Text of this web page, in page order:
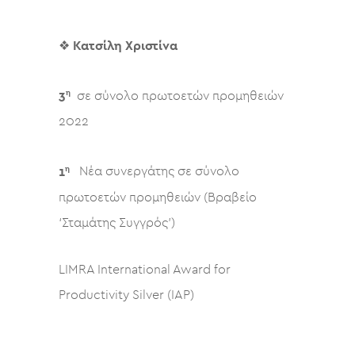
❖ Κατσίλη Χριστίνα
3η
σε σύνολο πρωτοετών προμηθειών
2022
1η
Νέα συνεργάτης σε σύνολο
πρωτοετών προμηθειών (Βραβείο
‘Σταμάτης Συγγρός’)
LIMRA International Award for
Productivity Silver (IAP)